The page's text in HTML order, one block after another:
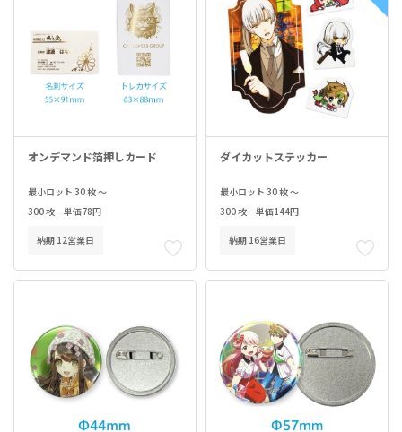
オンデマンド箔押しカード
最小ロット 30 枚 ～
300 枚 単価78円
納期 12営業日
ダイカットステッカー
最小ロット 30 枚 ～
300 枚 単価144円
納期 16営業日